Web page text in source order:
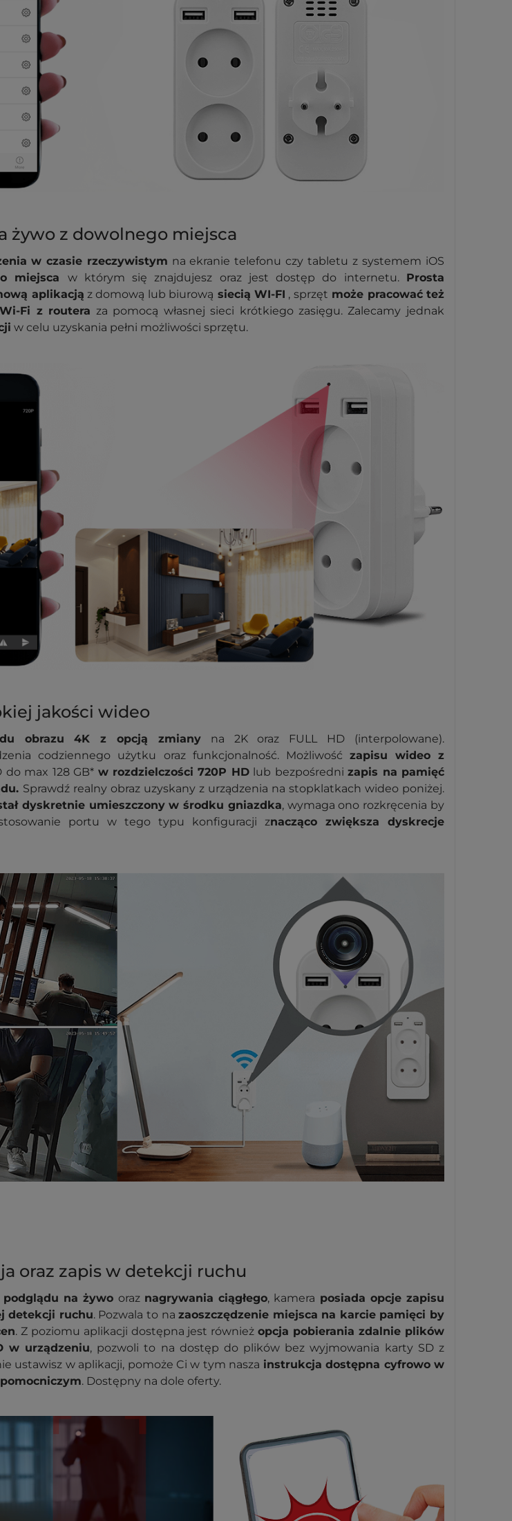
żywo z dowolnego miejsca
w czasie rzeczywistym na ekranie telefonu czy tabletu z systemem iOS
miejsca w którym się znajdujesz oraz jest dostęp do internetu. Prosta
aplikacją z domową lub biurową siecią WI-FI , sprzęt może pracować też
Fi z routera za pomocą własnej sieci krótkiego zasięgu. Zalecamy jednak
w celu uzyskania pełni możliwości sprzętu.
jakości wideo
obrazu 4K z opcją zmianyna 2K oraz FULL HD (interpolowane).
codziennego użytku oraz funkcjonalność. Możliwość zapisu wideo z
max 128 GB* w rozdzielczości 720P HDlub bezpośrednizapis na pamięć
Sprawdź realny obraz uzyskany z urządzenia na stopklatkach wideo poniżej.
dyskretnie umieszczony w środku gniazdka, wymaga ono rozkręcenia by
portu w tego typu konfiguracji znacząco zwiększa dyskrecje
oraz zapis w detekcji ruchu
na żywo oraz nagrywania ciągłego, kamera posiada opcje zapisu
detekcji ruchu. Pozwala to nazaoszczędzenie miejsca na karcie pamięci by
. Z poziomu aplikacji dostępna jest równieżopcja pobierania zdalnie plików
w urządzeniu, pozwoli to na dostęp do plików bez wyjmowania karty SD z
ustawisz w aplikacji, pomoże Ci w tym nasza instrukcja dostępna cyfrowo w
. Dostępny na dole oferty.